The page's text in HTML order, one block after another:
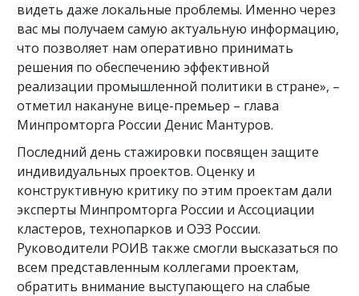
видеть даже локальные проблемы. Именно через
вас мы получаем самую актуальную информацию,
что позволяет нам оперативно принимать
решения по обеспечению эффективной
реализации промышленной политики в стране», –
отметил накануне вице-премьер – глава
Минпромторга России Денис Мантуров.
Последний день стажировки посвящен защите
индивидуальных проектов. Оценку и
конструктивную критику по этим проектам дали
эксперты Минпромторга России и Ассоциации
кластеров, технопарков и ОЭЗ России.
Руководители РОИВ также смогли высказаться по
всем представленным коллегами проектам,
обратить внимание выступающего на слабые